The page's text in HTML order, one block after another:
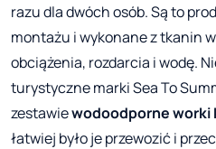
razu dla dwóch osób. Są to
montażu i wykonane z tkanin
obciążenia, rozdarcia i wodę.
turystyczne marki Sea To
zestawiewodoodporne worki
łatwiej było je przewozić i